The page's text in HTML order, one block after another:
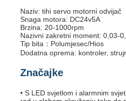
Naziv: tihi servo motorni
Snaga motora: DC24v5A
Brzina: 20-
Nazivni zakretni moment: 0,03-
Tip bita：Polumjesec/Hios
Dodatna oprema: kontroler,
Značajke
• S LED svjetlom i alarmnim